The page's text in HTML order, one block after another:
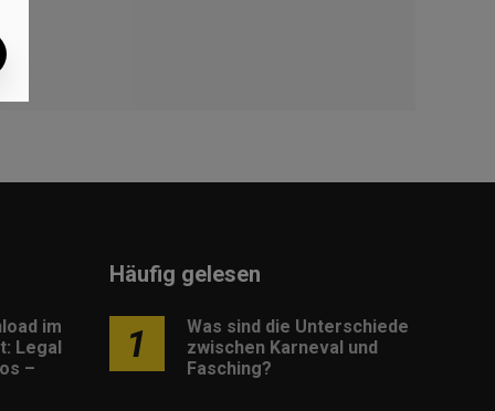
im
Legal
–
Häufig gelesen
1
Was sind die Unterschiede
zwischen Karneval und
Fasching?